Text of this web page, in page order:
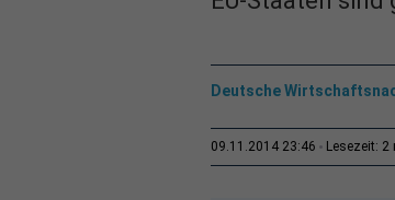
Deutsche
09.11.2014 23:46 Lesezeit: 2